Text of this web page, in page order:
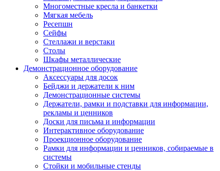
Многоместные кресла и банкетки
Мягкая мебель
Ресепшн
Сейфы
Стеллажи и верстаки
Столы
Шкафы металлические
Демонстрационное оборудование
Аксессуары для досок
Бейджи и держатели к ним
Демонстрационные системы
Держатели, рамки и подставки для информации,
рекламы и ценников
Доски для письма и информации
Интерактивное оборудование
Проекционное оборудование
Рамки для информации и ценников, собираемые в
системы
Стойки и мобильные стенды